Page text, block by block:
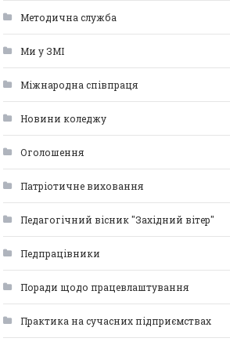
Методична служба
Ми у ЗМІ
Міжнародна співпраця
Новини коледжу
Оголошення
Патріотичне виховання
Педагогічний вісник "Західний вітер"
Педпрацівники
Поради щодо працевлаштування
Практика на сучасних підприємствах